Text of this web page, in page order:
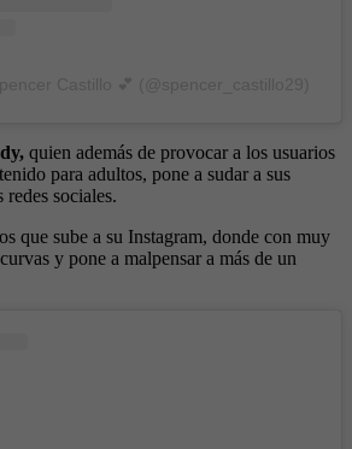
quien además de provocar a los usuarios
para adultos, pone a sudar a sus
redes sociales.
que sube a su Instagram, donde con muy
y pone a malpensar a más de un